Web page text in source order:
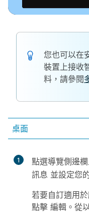
您也可以在
裝置上接收
料，請參閱
桌面
1 點選導覽側邊
訊息 並設定您
若要自訂適用
點擊 編輯 。從